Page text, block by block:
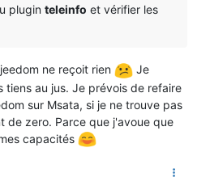
plugin teleinfo et vérifier les
ne reçoit rien
Je
tiens au jus. Je prévois de refaire
sur Msata, si je ne trouve pas
de zero. Parce que j'avoue que
capacités